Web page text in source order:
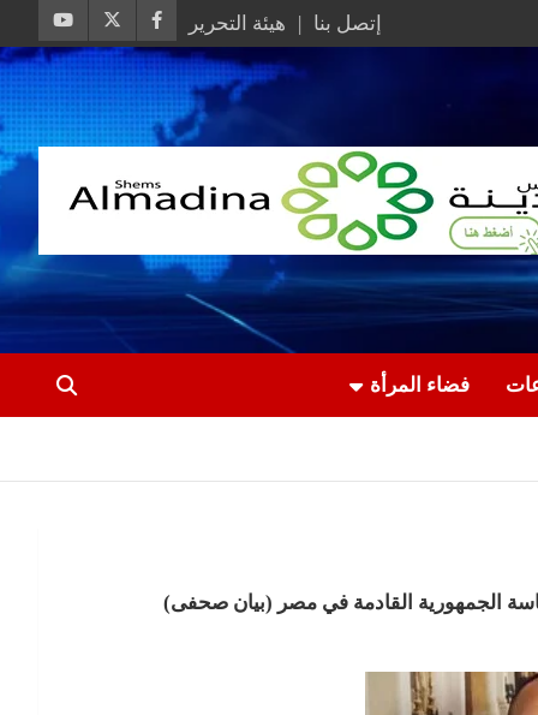
إتصل بنا هيئة التحرير
فضاء المرأة
الجمهورية القادمة في مصر (بيان صحفى)